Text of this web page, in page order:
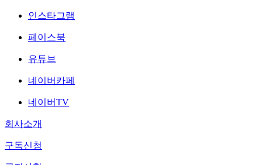
인스타그램
페이스북
유튜브
네이버카페
네이버TV
회사소개
구독신청